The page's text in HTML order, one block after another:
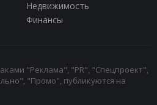
Недвижимость
Финансы
"Реклама", "PR", "Спецпроект",
"Промо", публикуются на